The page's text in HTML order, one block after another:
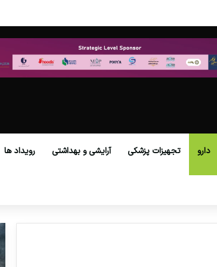
فراهم شد.
دارو تجهیزات پزشکی آرایشی و بهداشتی رویداد ها